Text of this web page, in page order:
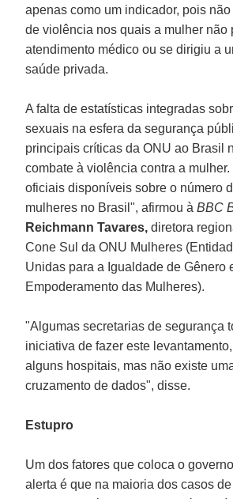
apenas como um indicador, pois
de violência nos quais a mulher não
atendimento médico ou se dirigiu a
saúde privada.
A falta de estatísticas integradas
sexuais na esfera da segurança
principais críticas da ONU ao Brasil
combate à violência contra a
oficiais disponíveis sobre o número
mulheres no Brasil", afirmou àBBC
Reichmann Tavares, diretora
Cone Sul da ONU Mulheres
Unidas para a Igualdade de Gênero
Empoderamento das Mulheres).
"Algumas secretarias de segurança
iniciativa de fazer este
alguns hospitais, mas não existe
cruzamento de dados", disse.
Estupro
Um dos fatores que coloca o
alerta é que na maioria dos casos